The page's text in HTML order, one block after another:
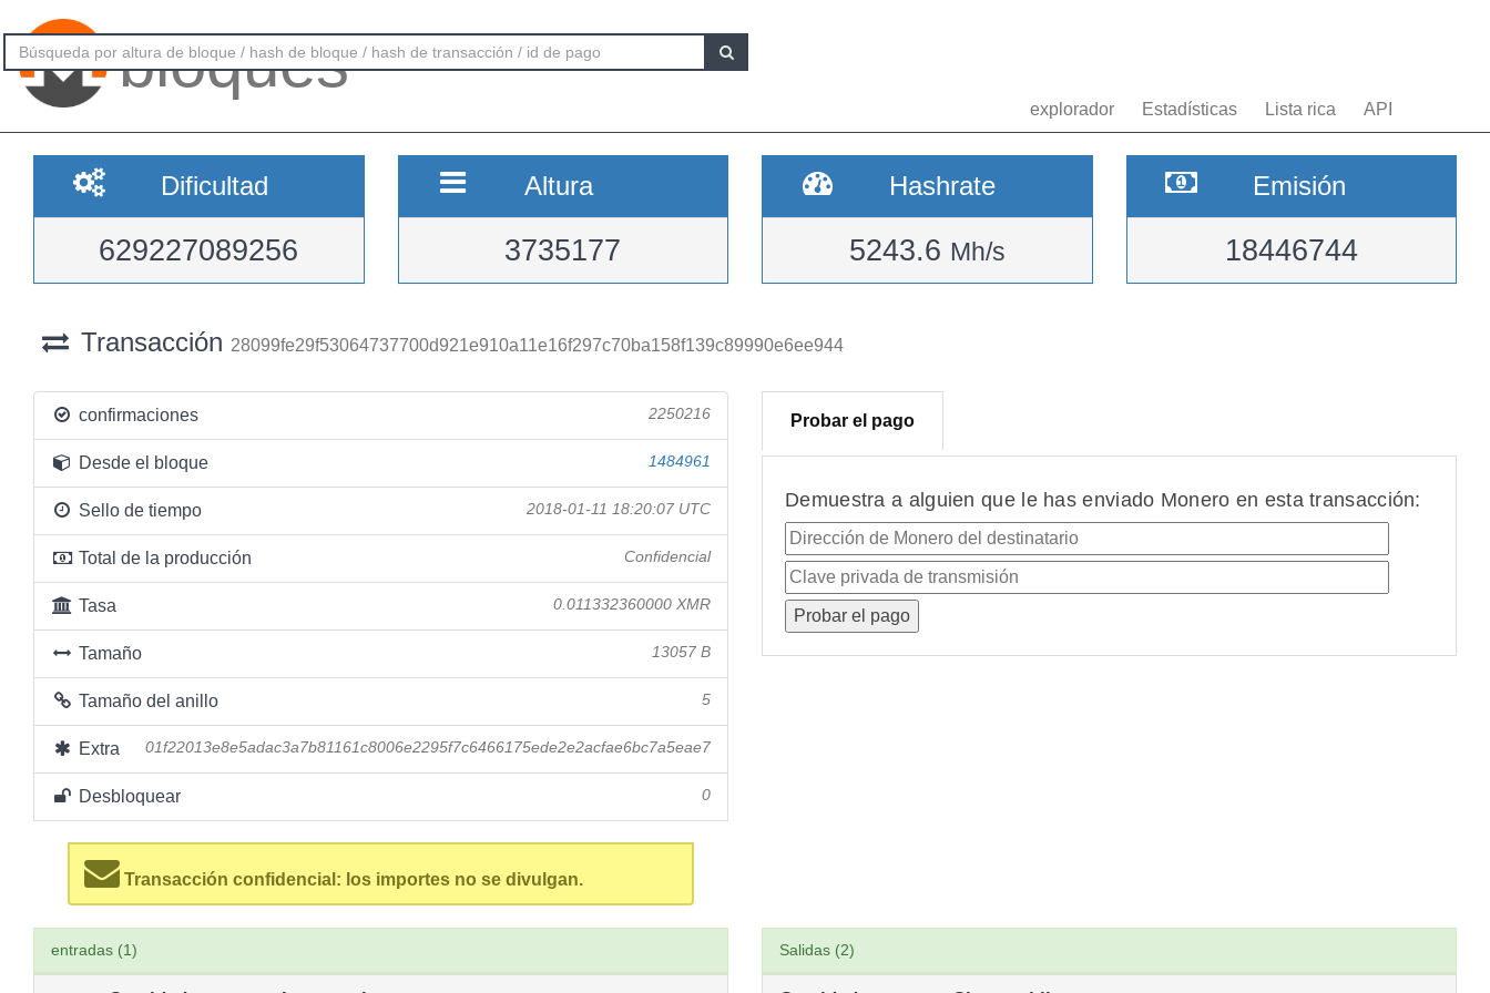
bloques
explorador Estadísticas Lista rica API
Dificultad
629227089256
Altura
3735177
Hashrate
5243.6 Mh/s
Emisión
18446744
Transacción 28099fe29f53064737700d921e910a11e16f297c70ba158f139c89990e6ee944
confirmaciones 2250216
Desde el bloque 1484961
Sello de tiempo 2018-01-11 18:20:07 UTC
Total de la producción Confidencial
Tasa 0.011332360000 XMR
Tamaño 13057 B
Tamaño del anillo 5
Extra 01f22013e8e5adac3a7b81161c8006e2295f7c6466175ede2e2acfae6bc7a5eae7
Desbloquear 0
Transacción confidencial: los importes no se divulgan.
Probar el pago
Demuestra a alguien que le has enviado Monero en esta transacción:
entradas (1) Salidas (2)